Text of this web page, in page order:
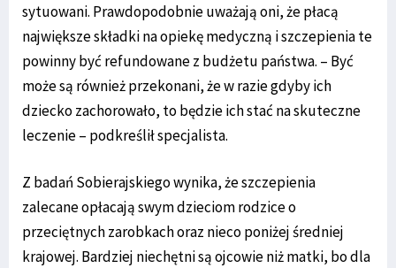
sytuowani. Prawdopodobnie uważają oni, że płacą
największe składki na opiekę medyczną i szczepienia te
powinny być refundowane z budżetu państwa. – Być
może są również przekonani, że w razie gdyby ich
dziecko zachorowało, to będzie ich stać na skuteczne
leczenie – podkreślił specjalista.
Z badań Sobierajskiego wynika, że szczepienia
zalecane opłacają swym dzieciom rodzice o
przeciętnych zarobkach oraz nieco poniżej średniej
krajowej. Bardziej niechętni są ojcowie niż matki, bo dla